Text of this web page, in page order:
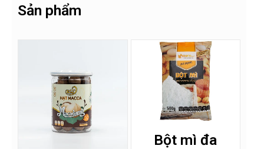
Sản phẩm
Bột mì đa
!
*